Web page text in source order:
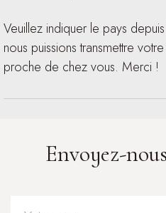
Veuillez indiquer le pays
nous puissions transmettre
proche de chez vous. Merci !
Envoyez-